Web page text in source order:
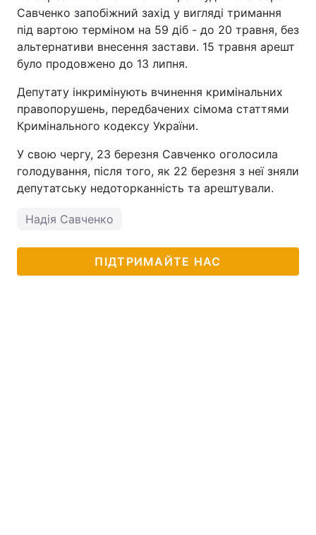
Савченко запобіжний захід у вигляді тримання
під вартою терміном на 59 діб - до 20 травня, без
альтернативи внесення застави. 15 травня арешт
було продовжено до 13 липня.
Депутату інкримінують вчинення кримінальних
правопорушень, передбачених сімома статтями
Кримінального кодексу України.
У свою чергу, 23 березня Савченко оголосила
голодування, після того, як 22 березня з неї зняли
депутатську недоторканність та арештували.
Надія Савченко
ПІДТРИМАЙТЕ НАС